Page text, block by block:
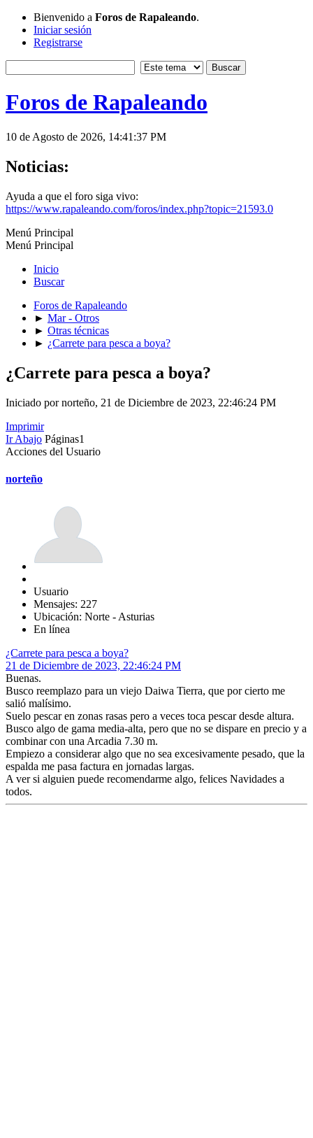
Bienvenido a Foros de Rapaleando.
Iniciar sesión
Registrarse
Foros de Rapaleando
10 de Agosto de 2026, 14:41:37 PM
Noticias:
Ayuda a que el foro siga vivo:
https://www.rapaleando.com/foros/index.php?topic=21593.0
Menú Principal
Menú Principal
Inicio
Buscar
Foros de Rapaleando
► Mar - Otros
► Otras técnicas
► ¿Carrete para pesca a boya?
¿Carrete para pesca a boya?
Iniciado por norteño, 21 de Diciembre de 2023, 22:46:24 PM
Imprimir
Ir Abajo Páginas1
Acciones del Usuario
norteño
Usuario
Mensajes: 227
Ubicación: Norte - Asturias
En línea
¿Carrete para pesca a boya?
21 de Diciembre de 2023, 22:46:24 PM
Buenas.
Busco reemplazo para un viejo Daiwa Tierra, que por cierto me
salió malísimo.
Suelo pescar en zonas rasas pero a veces toca pescar desde altura.
Busco algo de gama media-alta, pero que no se dispare en precio y a
combinar con una Arcadia 7.30 m.
Empiezo a considerar algo que no sea excesivamente pesado, que la
espalda me pasa factura en jornadas largas.
A ver si alguien puede recomendarme algo, felices Navidades a
todos.